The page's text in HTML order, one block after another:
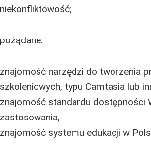
niekonfliktowość;
pożądane:
znajomość narzędzi do tworzenia
szkoleniowych, typu Camtasia lub
znajomość standardu dostępności
zastosowania,
znajomość systemu edukacji w